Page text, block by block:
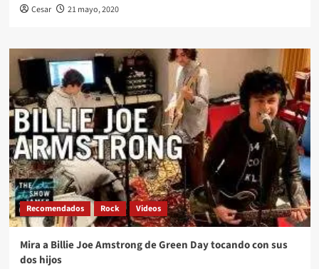
Cesar 21 mayo, 2020
Recomendados Rock Videos
Mira a Billie Joe Amstrong de Green Day tocando con sus
dos hijos